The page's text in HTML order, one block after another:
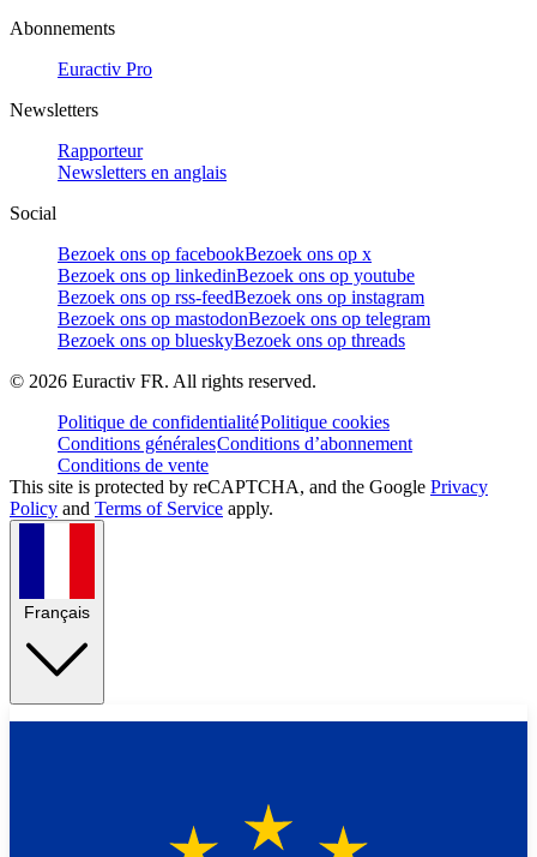
Abonnements
Euractiv Pro
Newsletters
Rapporteur
Newsletters en anglais
Social
Bezoek ons op facebookBezoek ons op x
Bezoek ons op linkedinBezoek ons op youtube
Bezoek ons op rss-feedBezoek ons op instagram
Bezoek ons op mastodonBezoek ons op telegram
Bezoek ons op blueskyBezoek ons op threads
© 2026 Euractiv FR. All rights reserved.
Politique de confidentialitéPolitique cookies
Conditions généralesConditions d’abonnement
Conditions de vente
This site is protected by reCAPTCHA, and the Google Privacy
Policy and Terms of Service apply.
Français